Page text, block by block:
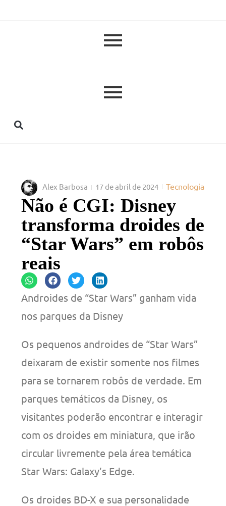
Alex Barbosa 17 de abril de 2024 Tecnologia
Não é CGI: Disney
transforma droides de
“Star Wars” em robôs
reais
Androides de “Star Wars” ganham vida
nos parques da Disney
Os pequenos androides de “Star Wars”
deixaram de existir somente nos filmes
para se tornarem robôs de verdade. Em
parques temáticos da Disney, os
visitantes poderão encontrar e interagir
com os droides em miniatura, que irão
circular livremente pela área temática
Star Wars: Galaxy’s Edge.
Os droides BD-X e sua personalidade